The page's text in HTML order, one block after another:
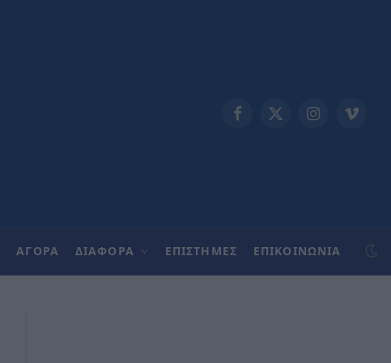
Facebook
X
InstagramVimeo
ΑΓΟΡΑ ΔΙΑΦΟΡΑ ΕΠΙΣΤΗΜΕΣ ΕΠΙΚΟΙΝΩΝΊΑ